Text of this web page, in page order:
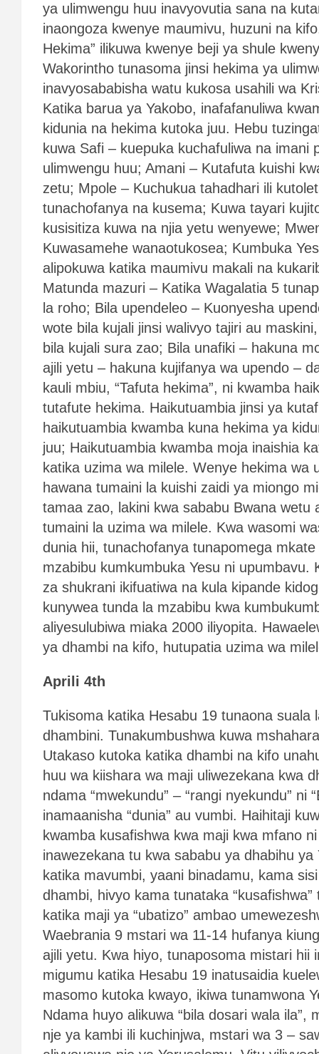
ya ulimwengu huu inavyovutia sana na
inaongoza kwenye maumivu, huzuni na
Hekima” ilikuwa kwenye beji ya shule
Wakorintho tunasoma jinsi hekima ya
inavyosababisha watu kukosa usahili wa
Katika barua ya Yakobo, inafafanuliwa
kidunia na hekima kutoka juu. Hebu
kuwa Safi – kuepuka kuchafuliwa na imani
ulimwengu huu; Amani – Kutafuta kuishi
zetu; Mpole – Kuchukua tahadhari ili
tunachofanya na kusema; Kuwa tayari
kusisitiza kuwa na njia yetu wenyewe;
Kuwasamehe wanaotukosea; Kumbuka
alipokuwa katika maumivu makali na
Matunda mazuri – Katika Wagalatia 5
la roho; Bila upendeleo – Kuonyesha
wote bila kujali jinsi walivyo tajiri au
bila kujali sura zao; Bila unafiki – hakuna
ajili yetu – hakuna kujifanya wa upendo –
kauli mbiu, “Tafuta hekima”, ni kwamba
tutafute hekima. Haikutuambia jinsi ya
haikutuambia kwamba kuna hekima ya
juu; Haikutuambia kwamba moja inaishia
katika uzima wa milele. Wenye hekima wa
hawana tumaini la kuishi zaidi ya miongo
tamaa zao, lakini kwa sababu Bwana wetu
tumaini la uzima wa milele. Kwa wasomi
dunia hii, tunachofanya tunapomega
mzabibu kumkumbuka Yesu ni upumbavu.
za shukrani ikifuatiwa na kula kipande
kunywea tunda la mzabibu kwa
aliyesulubiwa miaka 2000 iliyopita.
ya dhambi na kifo, hutupatia uzima wa
Aprili 4th
Tukisoma katika Hesabu 19 tunaona suala
dhambini. Tunakumbushwa kuwa
Utakaso kutoka katika dhambi na kifo
huu wa kiishara wa maji uliwezekana kwa
ndama “mwekundu” – “rangi nyekundu” ni
inamaanisha “dunia” au vumbi. Haihitaji
kwamba kusafishwa kwa maji kwa mfano
inawezekana tu kwa sababu ya dhabihu ya
katika mavumbi, yaani binadamu, kama
dhambi, hivyo kama tunataka “kusafishwa”
katika maji ya “ubatizo” ambao
Waebrania 9 mstari wa 11-14 hufanya
ajili yetu. Kwa hiyo, tunaposoma mistari hii
migumu katika Hesabu 19 inatusaidia
masomo kutoka kwayo, ikiwa tunamwona
Ndama huyo alikuwa “bila dosari wala ila”,
nje ya kambi ili kuchinjwa, mstari wa 3 –